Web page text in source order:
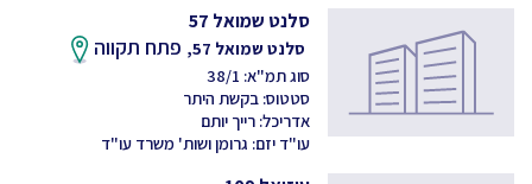
סלנט שמואל 57
סלנט שמואל 57, פתח תקווה
סוג תמ"א: 38/1
סטטוס: בקשת היתר
אדריכל: רייך יותם
עו"ד יזם: גרומן ושות' משרד עו"ד